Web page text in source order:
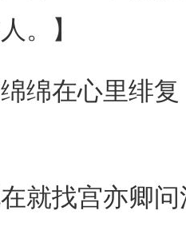
。】
在心里绯复
找宫亦卿问